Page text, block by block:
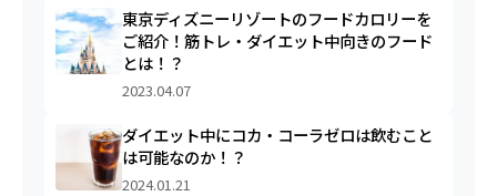
東京ディズニーリゾートのフードカロリーを
ご紹介！筋トレ・ダイエット中向きのフード
とは！？
2023.04.07
ダイエット中にコカ・コーラゼロは飲むこと
は可能なのか！？
2024.01.21